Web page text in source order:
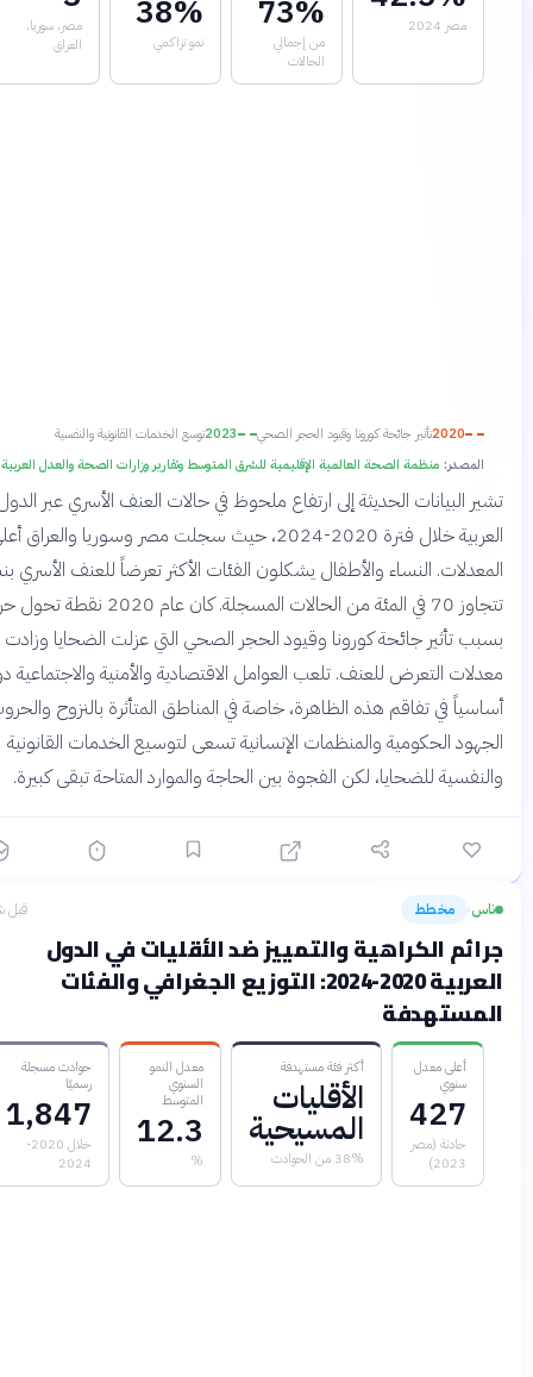
73%
من إجمالي
38%
نمو تراكمي
مصر، سوريا،
2020تأثير جائحة كورونا وقيود الحجر الصحي 2023توسع الخدمات القانونية والنفسية
منظمة الصحة العالمية الإقليمية للشرق المتوسط وتقارير وزارات الصحة والعدل العربية
البيانات الحديثة إلى ارتفاع ملحوظ في حالات العنف الأسري عبر الدول
العربية خلال فترة 2020-2024، حيث سجلت مصر وسوريا والعراق أعلى
النساء والأطفال يشكلون الفئات الأكثر تعرضاً للعنف الأسري بنسبة
تتجاوز 70 في المئة من الحالات المسجلة. كان عام 2020 نقطة تحول حرجة
تأثير جائحة كورونا وقيود الحجر الصحي التي عزلت الضحايا وزادت من
التعرض للعنف. تلعب العوامل الاقتصادية والأمنية والاجتماعية دوراً
في تفاقم هذه الظاهرة، خاصة في المناطق المتأثرة بالنزوح والحروب.
الحكومية والمنظمات الإنسانية تسعى لتوسيع الخدمات القانونية
للضحايا، لكن الفجوة بين الحاجة والموارد المتاحة تبقى كبيرة.
مخطط قبل شهرين
الكراهية والتمييز ضد الأقليات في الدول
العربية 2020-2024: التوزيع الجغرافي والفئات
أعلى معدل
427
حادثة (مصر
أكثر فئة مستهدفة
الأقليات
المسيحية
38% من الحوادث
معدل النمو
12.3
حوادث مسجلة
1,847
خلال 2020-